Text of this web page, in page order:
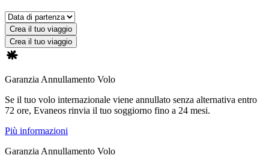
Crea il tuo viaggio
Crea il tuo viaggio
Garanzia Annullamento Volo
Se il tuo volo internazionale viene annullato senza alternativa entro
72 ore, Evaneos rinvia il tuo soggiorno fino a 24 mesi.
Più informazioni
Garanzia Annullamento Volo